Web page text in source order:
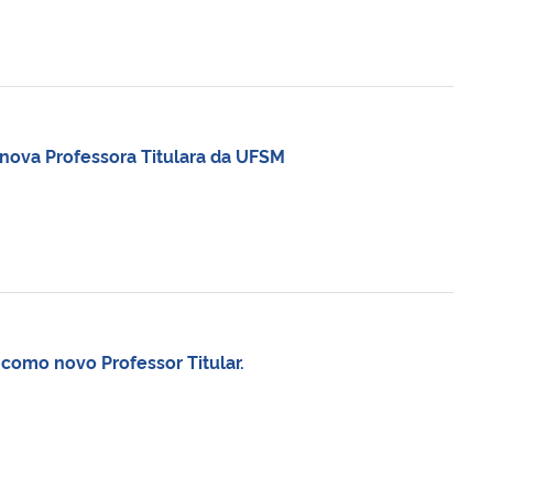
Professora Titulara da UFSM
novo Professor Titular.